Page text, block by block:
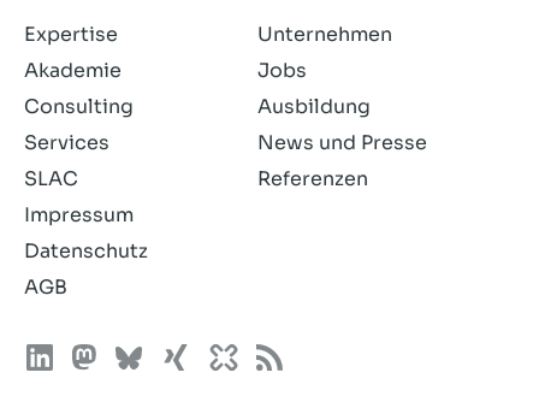
Expertise
Akademie
Consulting
Services
SLAC
Unternehmen
Jobs
Ausbildung
News und Presse
Referenzen
Impressum
Datenschutz
AGB